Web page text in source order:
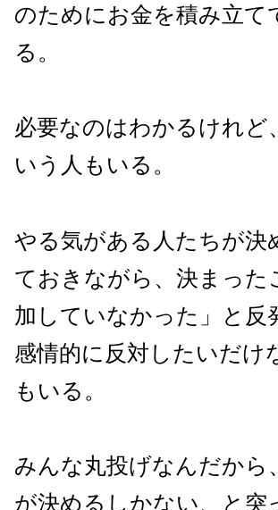
のためにお金を積み立
る。
必要なのはわかるけれ
いう人もいる。
やる気がある人たちが
ておきながら、決まった
加していなかった」と
感情的に反対したいだ
もいる。
みんな丸投げなんだか
が決めるしかない、と突